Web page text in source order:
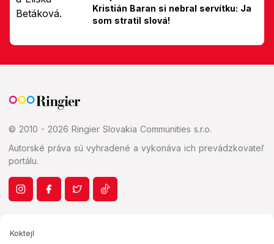
Kristián Baran si nebral servítku: Ja
som stratil slová!
© 2010 - 2026 Ringier Slovakia Communities s.r.o.
Autorské práva sú vyhradené a vykonáva ich prevádzkovateľ
portálu.
Koktejl